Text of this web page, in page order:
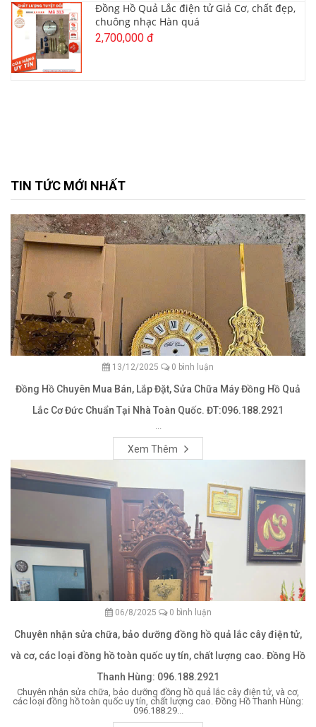
Đồng Hồ Quả Lắc điện tử Giả Cơ, chất đẹp,
chuông nhạc Hàn quá
2,700,000 đ
TIN TỨC MỚI NHẤT
13/12/2025 0 bình luận
Đồng Hồ Chuyên Mua Bán, Lắp Đặt, Sửa Chữa Máy Đồng Hồ Quả
Lắc Cơ Đức Chuẩn Tại Nhà Toàn Quốc. ĐT:096.188.2921
Xem Thêm
06/8/2025 0 bình luận
Chuyên nhận sửa chữa, bảo dưỡng đồng hồ quả lắc cây điện tử,
và cơ, các loại đồng hồ toàn quốc uy tín, chất lượng cao. Đồng Hồ
Thanh Hùng: 096.188.2921
Chuyên nhận sửa chữa, bảo dưỡng đồng hồ quả lắc cây điện tử, và cơ,
các loại đồng hồ toàn quốc uy tín, chất lượng cao. Đồng Hồ Thanh Hùng:
096.188.29...